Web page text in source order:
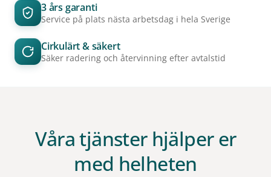
3 års garanti
Service på plats nästa arbetsdag i hela Sverige
Cirkulärt & säkert
Säker radering och återvinning efter avtalstid
Våra tjänster hjälper er
med helheten